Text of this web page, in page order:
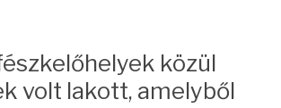
közül
volt lakott, amelyből